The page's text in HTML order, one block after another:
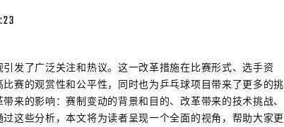
发了广泛关注和热议。这一改革措施在比赛形式、选手资
赛的观赏性和公平性，同时也为乒乓球项目带来了更多的挑
来的影响：赛制变动的背景和目的、改革带来的技术挑战、
这些分析，本文将为读者呈现一个全面的视角，帮助大家更